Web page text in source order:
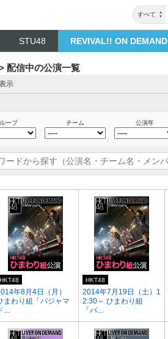
すべて
STU48 REVIVAL!! ON DEMAND
配信中の公演一覧
示
ープ チーム 公演年
年8月4日（月）
まわり組「パジャマ
...
HKT48
2014年7月19日（土）1
2:30～ ひまわり組
「パ...
HKT48